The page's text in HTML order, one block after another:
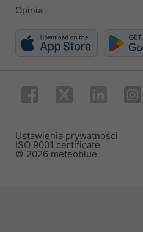
Opinia
© 2026 meteoblue
ISO 9001 certificate
Ustawienia prywatności